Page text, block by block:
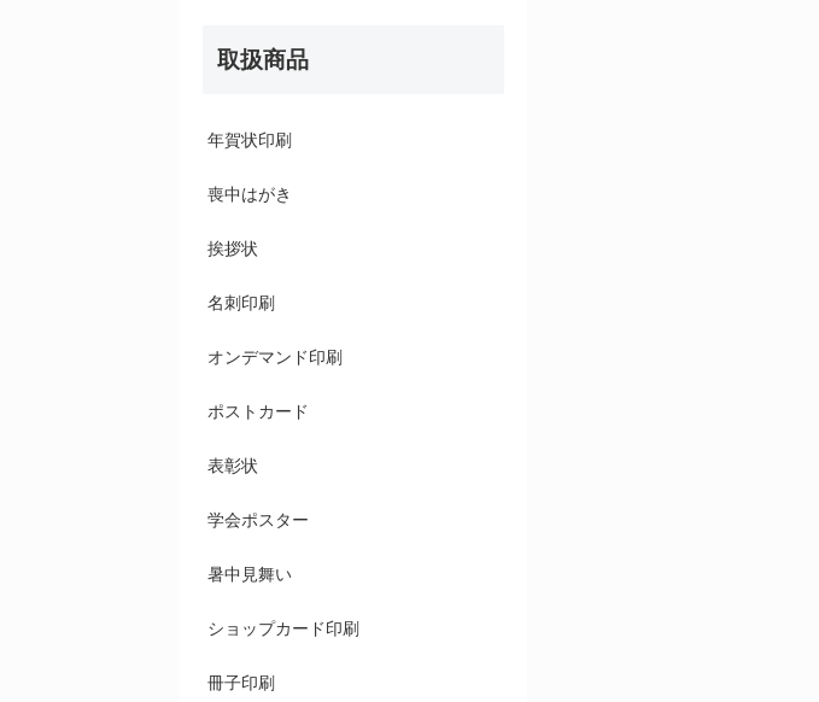
取扱商品
年賀状印刷
喪中はがき
挨拶状
名刺印刷
オンデマンド印刷
ポストカード
表彰状
学会ポスター
暑中見舞い
ショップカード印刷
冊子印刷